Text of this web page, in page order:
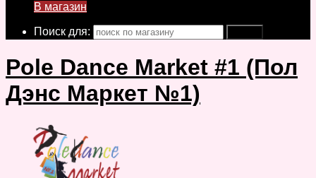
В магазин
Поиск для:
Pole Dance Market #1 (Пол
Дэнс Маркет №1)